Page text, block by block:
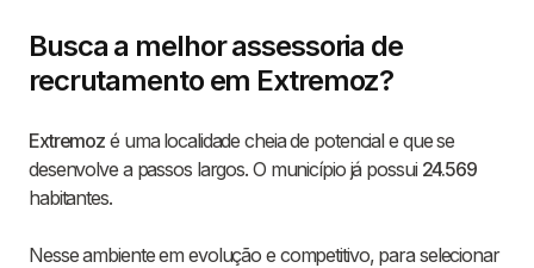
Busca a melhor assessoria de
recrutamento em Extremoz?
Extremoz é uma localidade cheia de potencial e que se
desenvolve a passos largos. O município já possui 24.569
habitantes.
Nesse ambiente em evolução e competitivo, para selecionar